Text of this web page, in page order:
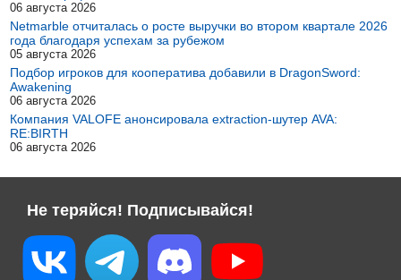
06 августа 2026
Netmarble отчиталась о росте выручки во втором квартале 2026
года благодаря успехам за рубежом
05 августа 2026
Подбор игроков для кооператива добавили в DragonSword:
Awakening
06 августа 2026
Компания VALOFE анонсировала extraction-шутер AVA:
RE:BIRTH
06 августа 2026
Не теряйся! Подписывайся!